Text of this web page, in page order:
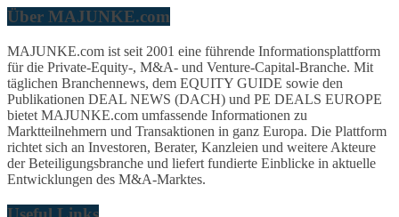
Über MAJUNKE.com
MAJUNKE.com ist seit 2001 eine führende Informationsplattform
für die Private-Equity-, M&A- und Venture-Capital-Branche. Mit
täglichen Branchennews, dem EQUITY GUIDE sowie den
Publikationen DEAL NEWS (DACH) und PE DEALS EUROPE
bietet MAJUNKE.com umfassende Informationen zu
Marktteilnehmern und Transaktionen in ganz Europa. Die Plattform
richtet sich an Investoren, Berater, Kanzleien und weitere Akteure
der Beteiligungsbranche und liefert fundierte Einblicke in aktuelle
Entwicklungen des M&A-Marktes.